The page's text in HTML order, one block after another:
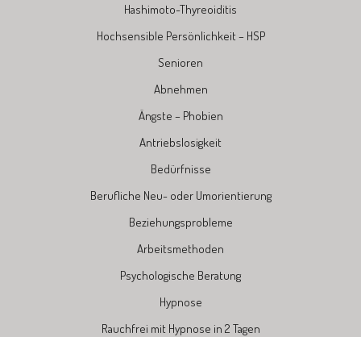
Hashimoto-Thyreoiditis
Hochsensible Persönlichkeit – HSP
Senioren
Abnehmen
Ängste – Phobien
Antriebslosigkeit
Bedürfnisse
Berufliche Neu- oder Umorientierung
Beziehungsprobleme
Arbeitsmethoden
Psychologische Beratung
Hypnose
Rauchfrei mit Hypnose in 2 Tagen